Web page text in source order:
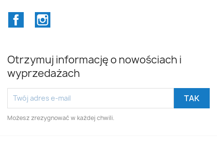
Facebook
Otrzymuj informację o nowościach i
wyprzedażach
Możesz zrezygnować w każdej chwili.